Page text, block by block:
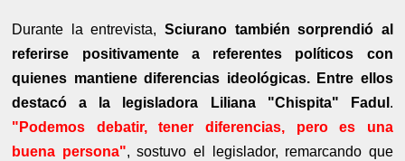
Durante la entrevista, Sciurano también sorprendió al
referirse positivamente a referentes políticos con
quienes mantiene diferencias ideológicas. Entre ellos
destacó a la legisladora Liliana "Chispita" Fadul .
"Podemos debatir, tener diferencias, pero es una
buena persona", sostuvo el legislador, remarcando que